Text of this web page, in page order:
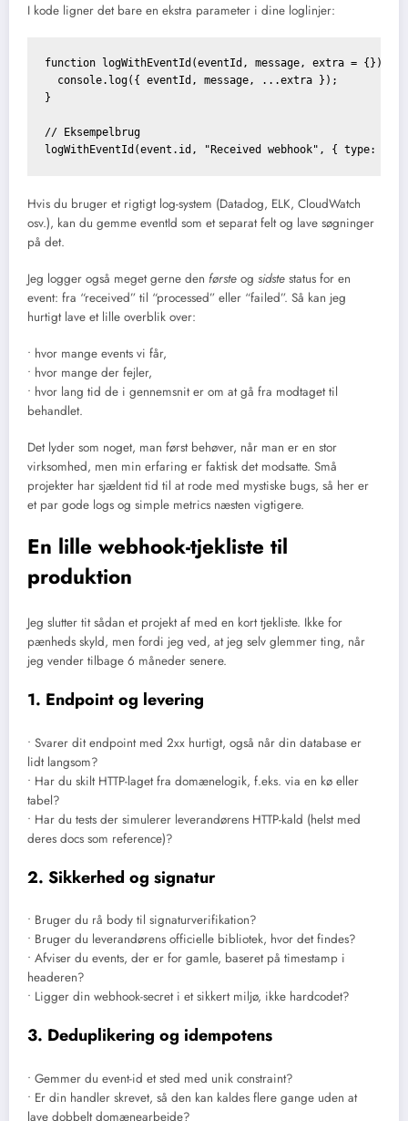
I kode ligner det bare en ekstra parameter i dine loglinjer:
function logWithEventId(eventId, message, extra = {}) {
  console.log({ eventId, message, ...extra });
}
// Eksempelbrug
Hvis du bruger et rigtigt log-system (Datadog, ELK, CloudWatch
osv.), kan du gemme eventId som et separat felt og lave søgninger
på det.
Jeg logger også meget gerne den første og sidste status for en
event: fra “received” til “processed” eller “failed”. Så kan jeg
hurtigt lave et lille overblik over:
• hvor mange events vi får,
• hvor mange der fejler,
• hvor lang tid de i gennemsnit er om at gå fra modtaget til
behandlet.
Det lyder som noget, man først behøver, når man er en stor
virksomhed, men min erfaring er faktisk det modsatte. Små
projekter har sjældent tid til at rode med mystiske bugs, så her er
et par gode logs og simple metrics næsten vigtigere.
En lille webhook-tjekliste til
produktion
Jeg slutter tit sådan et projekt af med en kort tjekliste. Ikke for
pænheds skyld, men fordi jeg ved, at jeg selv glemmer ting, når
jeg vender tilbage 6 måneder senere.
1. Endpoint og levering
• Svarer dit endpoint med 2xx hurtigt, også når din database er
lidt langsom?
• Har du skilt HTTP-laget fra domænelogik, f.eks. via en kø eller
tabel?
• Har du tests der simulerer leverandørens HTTP-kald (helst med
deres docs som reference)?
2. Sikkerhed og signatur
• Bruger du rå body til signaturverifikation?
• Bruger du leverandørens officielle bibliotek, hvor det findes?
• Afviser du events, der er for gamle, baseret på timestamp i
headeren?
• Ligger din webhook-secret i et sikkert miljø, ikke hardcodet?
3. Deduplikering og idempotens
• Gemmer du event-id et sted med unik constraint?
• Er din handler skrevet, så den kan kaldes flere gange uden at
lave dobbelt domænearbejde?